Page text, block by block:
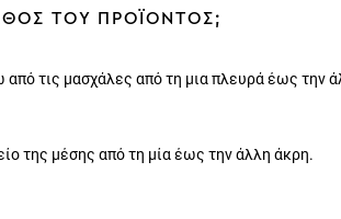
ΤΟΥ ΠΡΟΪΟΝΤΟΣ;
τις μασχάλες από τη μια πλευρά έως την
της μέσης από τη μία έως την άλλη άκρη.